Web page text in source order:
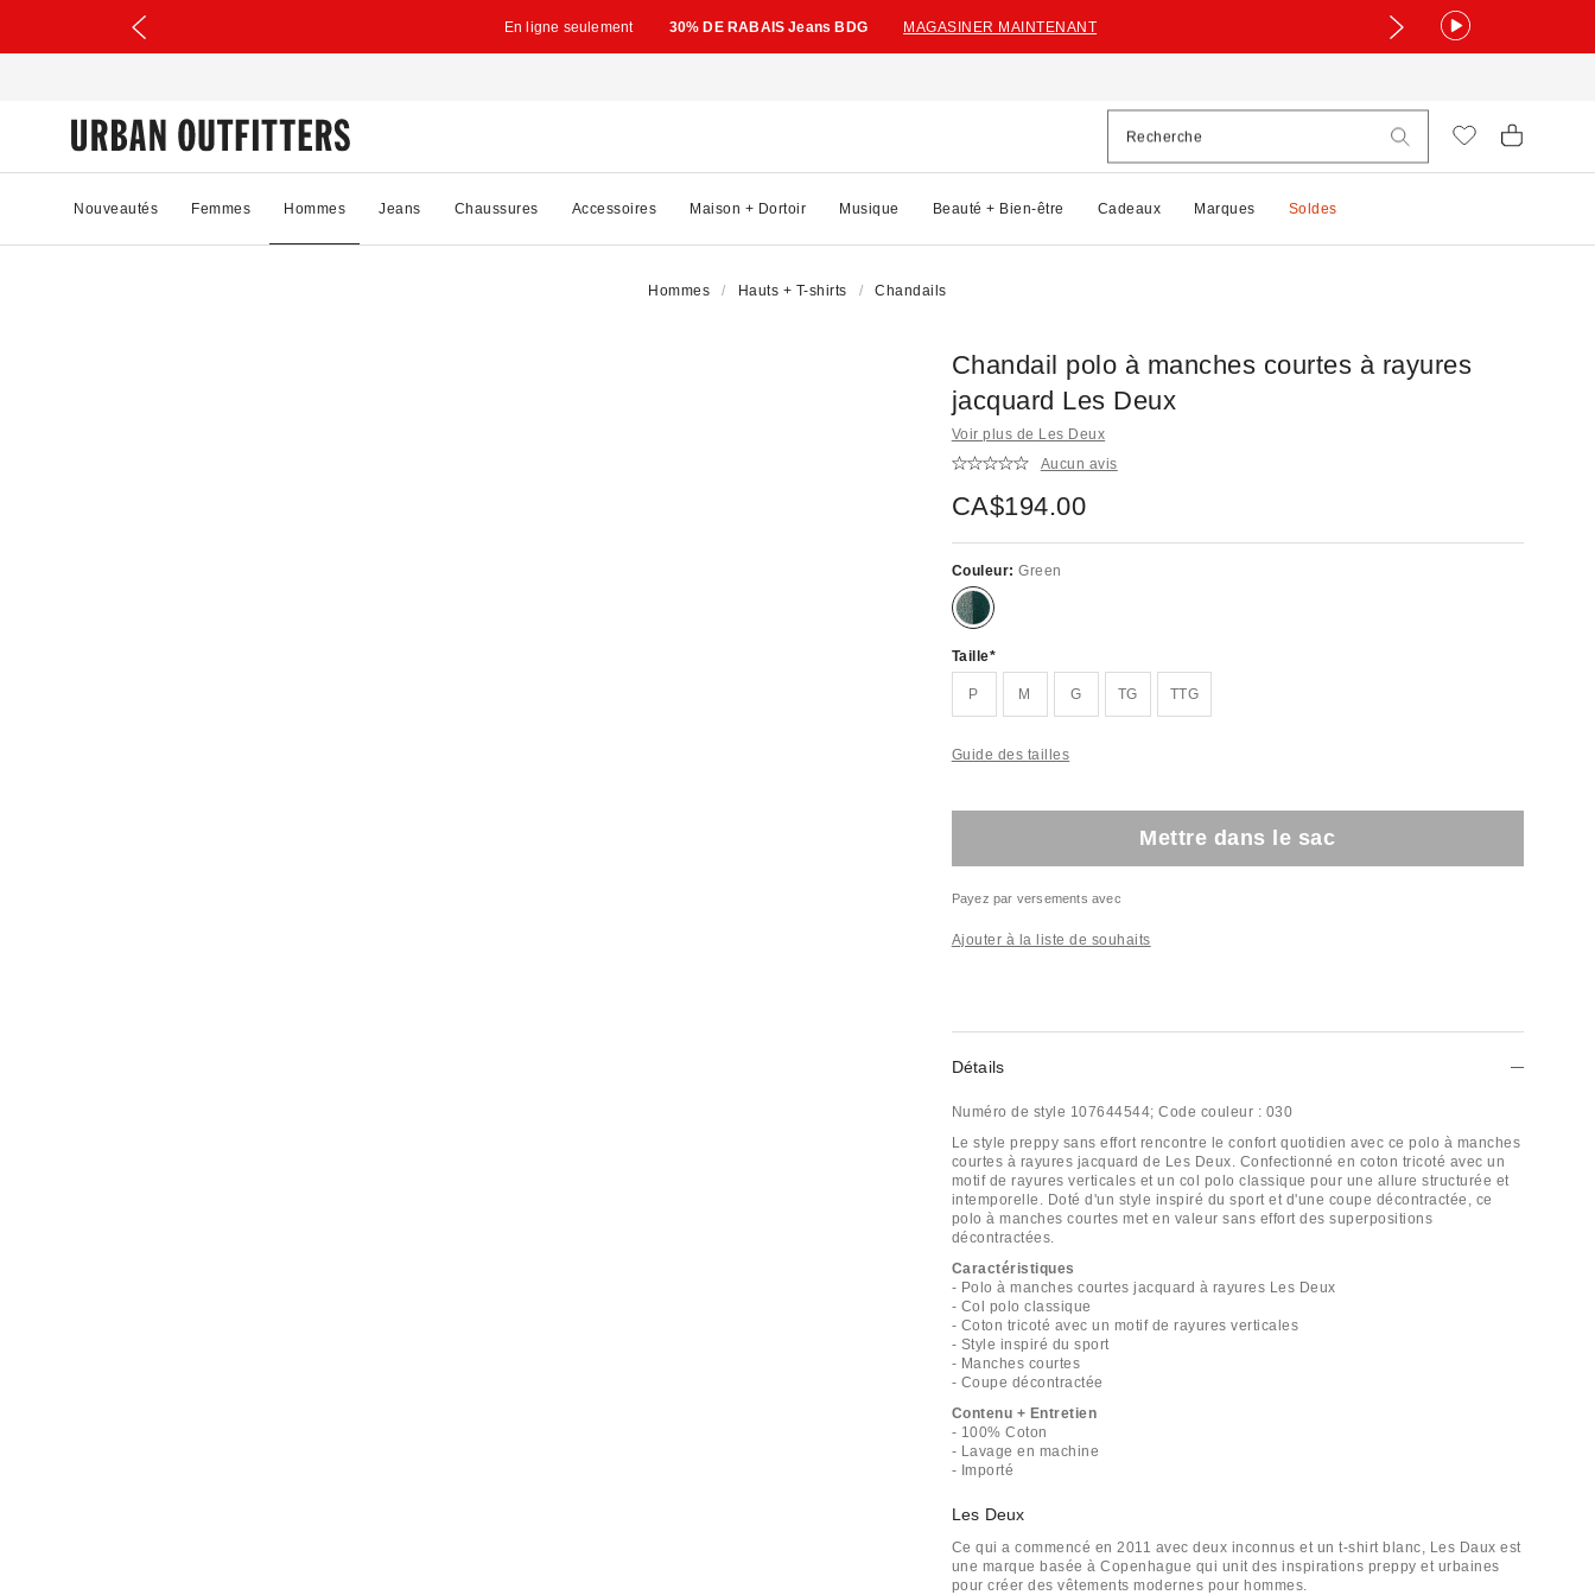
En ligne seulement 30% DE RABAIS Jeans BDG MAGASINER MAINTENANT
Nouveautés Femmes Hommes Jeans Chaussures Accessoires Maison + Dortoir Musique Beauté + Bien-être Cadeaux Marques Soldes
Hommes Hauts + T-shirts Chandails
Chandail polo à manches courtes à rayures
jacquard Les Deux
Voir plus de Les Deux
Aucun avis
CA$194.00
Couleur:Green
Taille
P M G TG TTG
Guide des tailles
Mettre dans le sac
Payez par versements avec
Ajouter à la liste de souhaits
Détails
Numéro de style 107644544; Code couleur : 030
Le style preppy sans effort rencontre le confort quotidien avec ce polo à manches
courtes à rayures jacquard de Les Deux. Confectionné en coton tricoté avec un
motif de rayures verticales et un col polo classique pour une allure structurée et
intemporelle. Doté d'un style inspiré du sport et d'une coupe décontractée, ce
polo à manches courtes met en valeur sans effort des superpositions
décontractées.
Caractéristiques
- Polo à manches courtes jacquard à rayures Les Deux
- Col polo classique
- Coton tricoté avec un motif de rayures verticales
- Style inspiré du sport
- Manches courtes
- Coupe décontractée
Contenu + Entretien
- 100% Coton
- Lavage en machine
- Importé
Les Deux
Ce qui a commencé en 2011 avec deux inconnus et un t-shirt blanc, Les Daux est
une marque basée à Copenhague qui unit des inspirations preppy et urbaines
pour créer des vêtements modernes pour hommes.